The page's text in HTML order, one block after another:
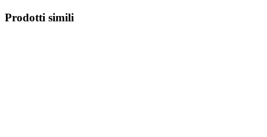
Prodotti simili